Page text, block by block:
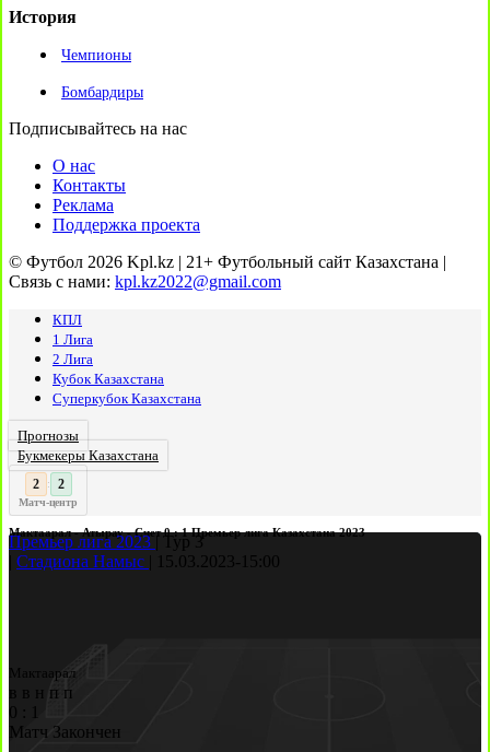
История
Чемпионы
Бомбардиры
Подписывайтесь на нас
О нас
Контакты
Реклама
Поддержка проекта
© Футбол 2026 Kpl.kz | 21+ Футбольный сайт Казахстана |
Связь с нами: kpl.kz2022@gmail.com
КПЛ
1 Лига
2 Лига
Кубок Казахстана
Суперкубок Казахстана
Прогнозы
Букмекеры Казахстана
3 : 2
Матч-центр
Мактаарал - Атырау - Счет 0 : 1 Премьер лига Казахстана 2023
Премьер лига 2023 | Тур 3
Стадиона Намыс 15.03.2023- 15:00
Мактаарал
в в н п п
0
1
Матч Закончен